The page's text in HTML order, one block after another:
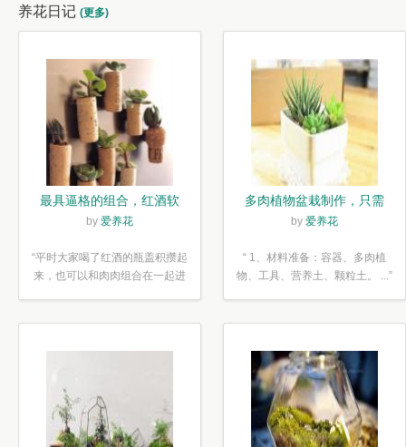
养花日记 (更多)
最具逼格的组合，红酒软
木塞diy多肉植物盆栽
by 爱养花
“平时大家喝了红酒的瓶盖积攒起
来，也可以和肉肉组合在一起进
多肉植物盆栽制作，只需
简单6步
by 爱养花
“ 1、材料准备：容器、多肉植
物、工具、营养土、颗粒土。 ...”